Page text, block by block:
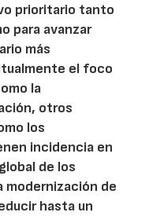
prioritario tanto
para avanzar
más
el foco
la
otros
los
incidencia en
de los
modernización de
hasta un